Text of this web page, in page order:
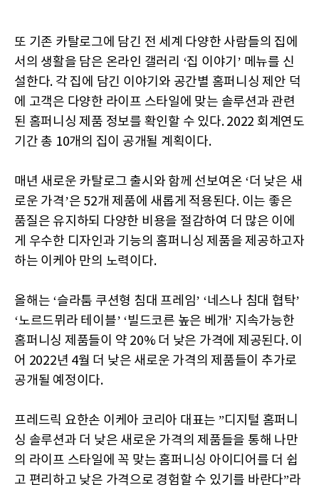
또 기존 카탈로그에 담긴 전 세계 다양한 사람들의 집에
서의 생활을 담은 온라인 갤러리 ‘집 이야기’ 메뉴를 신
설한다. 각 집에 담긴 이야기와 공간별 홈퍼니싱 제안 덕
에 고객은 다양한 라이프 스타일에 맞는 솔루션과 관련
된 홈퍼니싱 제품 정보를 확인할 수 있다. 2022 회계연도
기간 총 10개의 집이 공개될 계획이다.
매년 새로운 카탈로그 출시와 함께 선보여온 ‘더 낮은 새
로운 가격’은 52개 제품에 새롭게 적용된다. 이는 좋은
품질은 유지하되 다양한 비용을 절감하여 더 많은 이에
게 우수한 디자인과 기능의 홈퍼니싱 제품을 제공하고자
하는 이케아 만의 노력이다.
올해는 ‘슬라툼 쿠션형 침대 프레임’ ‘네스나 침대 협탁’
‘노르드뮈라 테이블’ ‘빌드코른 높은 베개’ 지속가능한
홈퍼니싱 제품들이 약 20% 더 낮은 가격에 제공된다. 이
어 2022년 4월 더 낮은 새로운 가격의 제품들이 추가로
공개될 예정이다.
프레드릭 요한손 이케아 코리아 대표는 ”디지털 홈퍼니
싱 솔루션과 더 낮은 새로운 가격의 제품들을 통해 나만
의 라이프 스타일에 꼭 맞는 홈퍼니싱 아이디어를 더 쉽
고 편리하고 낮은 가격으로 경험할 수 있기를 바란다”라